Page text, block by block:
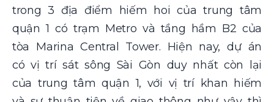
trong 3 địa điểm hiếm hoi của trung tâm
quận 1 có trạm Metro và tầng hầm B2 của
tòa Marina Central Tower. Hiện nay, dự án
có vị trí sát sông Sài Gòn duy nhất còn lại
của trung tâm quận 1, với vị trí khan hiếm